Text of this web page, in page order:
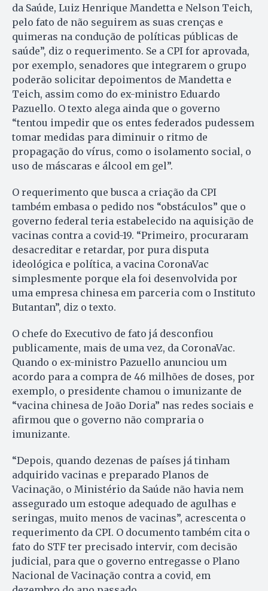
da Saúde, Luiz Henrique Mandetta e Nelson Teich,
pelo fato de não seguirem as suas crenças e
quimeras na condução de políticas públicas de
saúde”, diz o requerimento. Se a CPI for aprovada,
por exemplo, senadores que integrarem o grupo
poderão solicitar depoimentos de Mandetta e
Teich, assim como do ex-ministro Eduardo
Pazuello. O texto alega ainda que o governo
“tentou impedir que os entes federados pudessem
tomar medidas para diminuir o ritmo de
propagação do vírus, como o isolamento social, o
uso de máscaras e álcool em gel”.
O requerimento que busca a criação da CPI
também embasa o pedido nos “obstáculos” que o
governo federal teria estabelecido na aquisição de
vacinas contra a covid-19. “Primeiro, procuraram
desacreditar e retardar, por pura disputa
ideológica e política, a vacina CoronaVac
simplesmente porque ela foi desenvolvida por
uma empresa chinesa em parceria com o Instituto
Butantan”, diz o texto.
O chefe do Executivo de fato já desconfiou
publicamente, mais de uma vez, da CoronaVac.
Quando o ex-ministro Pazuello anunciou um
acordo para a compra de 46 milhões de doses, por
exemplo, o presidente chamou o imunizante de
“vacina chinesa de João Doria” nas redes sociais e
afirmou que o governo não compraria o
imunizante.
“Depois, quando dezenas de países já tinham
adquirido vacinas e preparado Planos de
Vacinação, o Ministério da Saúde não havia nem
assegurado um estoque adequado de agulhas e
seringas, muito menos de vacinas”, acrescenta o
requerimento da CPI. O documento também cita o
fato do STF ter precisado intervir, com decisão
judicial, para que o governo entregasse o Plano
Nacional de Vacinação contra a covid, em